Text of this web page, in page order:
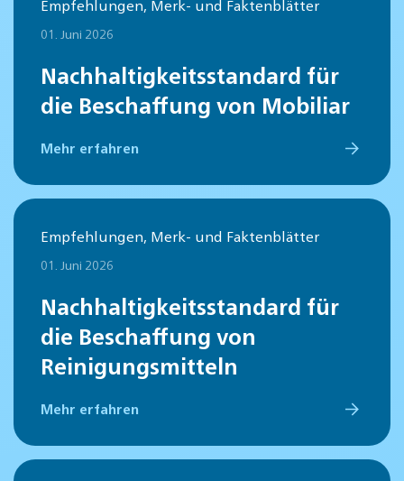
Empfehlungen, Merk- und Faktenblätter
01. Juni 2026
Nachhaltigkeitsstandard für
die Beschaffung von Mobiliar
Mehr erfahren
Empfehlungen, Merk- und Faktenblätter
01. Juni 2026
Nachhaltigkeitsstandard für
die Beschaffung von
Reinigungsmitteln
Mehr erfahren